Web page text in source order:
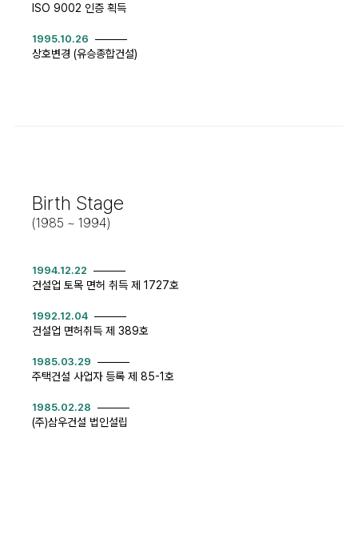
ISO 9002 인증 획득
1995.10.26
상호변경 (유승종합건설)
Birth Stage
(1985 ~ 1994)
1994.12.22
건설업 토목 면허 취득 제 1727호
1992.12.04
건설업 면허취득 제 389호
1985.03.29
주택건설 사업자 등록 제 85-1호
1985.02.28
(주)삼우건설 법인설립